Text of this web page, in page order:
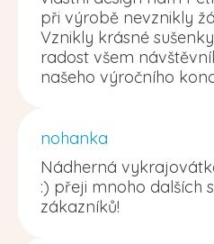
při výrobě nevznikly
Vznikly krásné
radost všem
našeho výročního
nohanka
Nádherná
:) přeji mnoho dalších
zákazníků!